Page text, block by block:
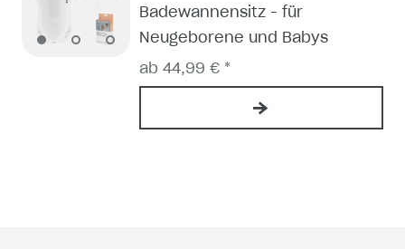
Badewannensitz - für
Neugeborene und Babys
ab 44,99 € *